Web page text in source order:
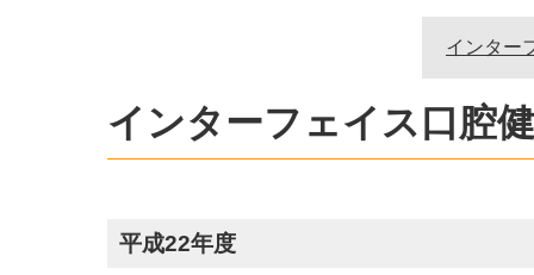
インター
インターフェイス口腔
平成22年度